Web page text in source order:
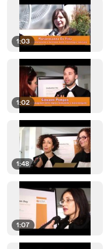
1:03
1:02
1:48
1:07